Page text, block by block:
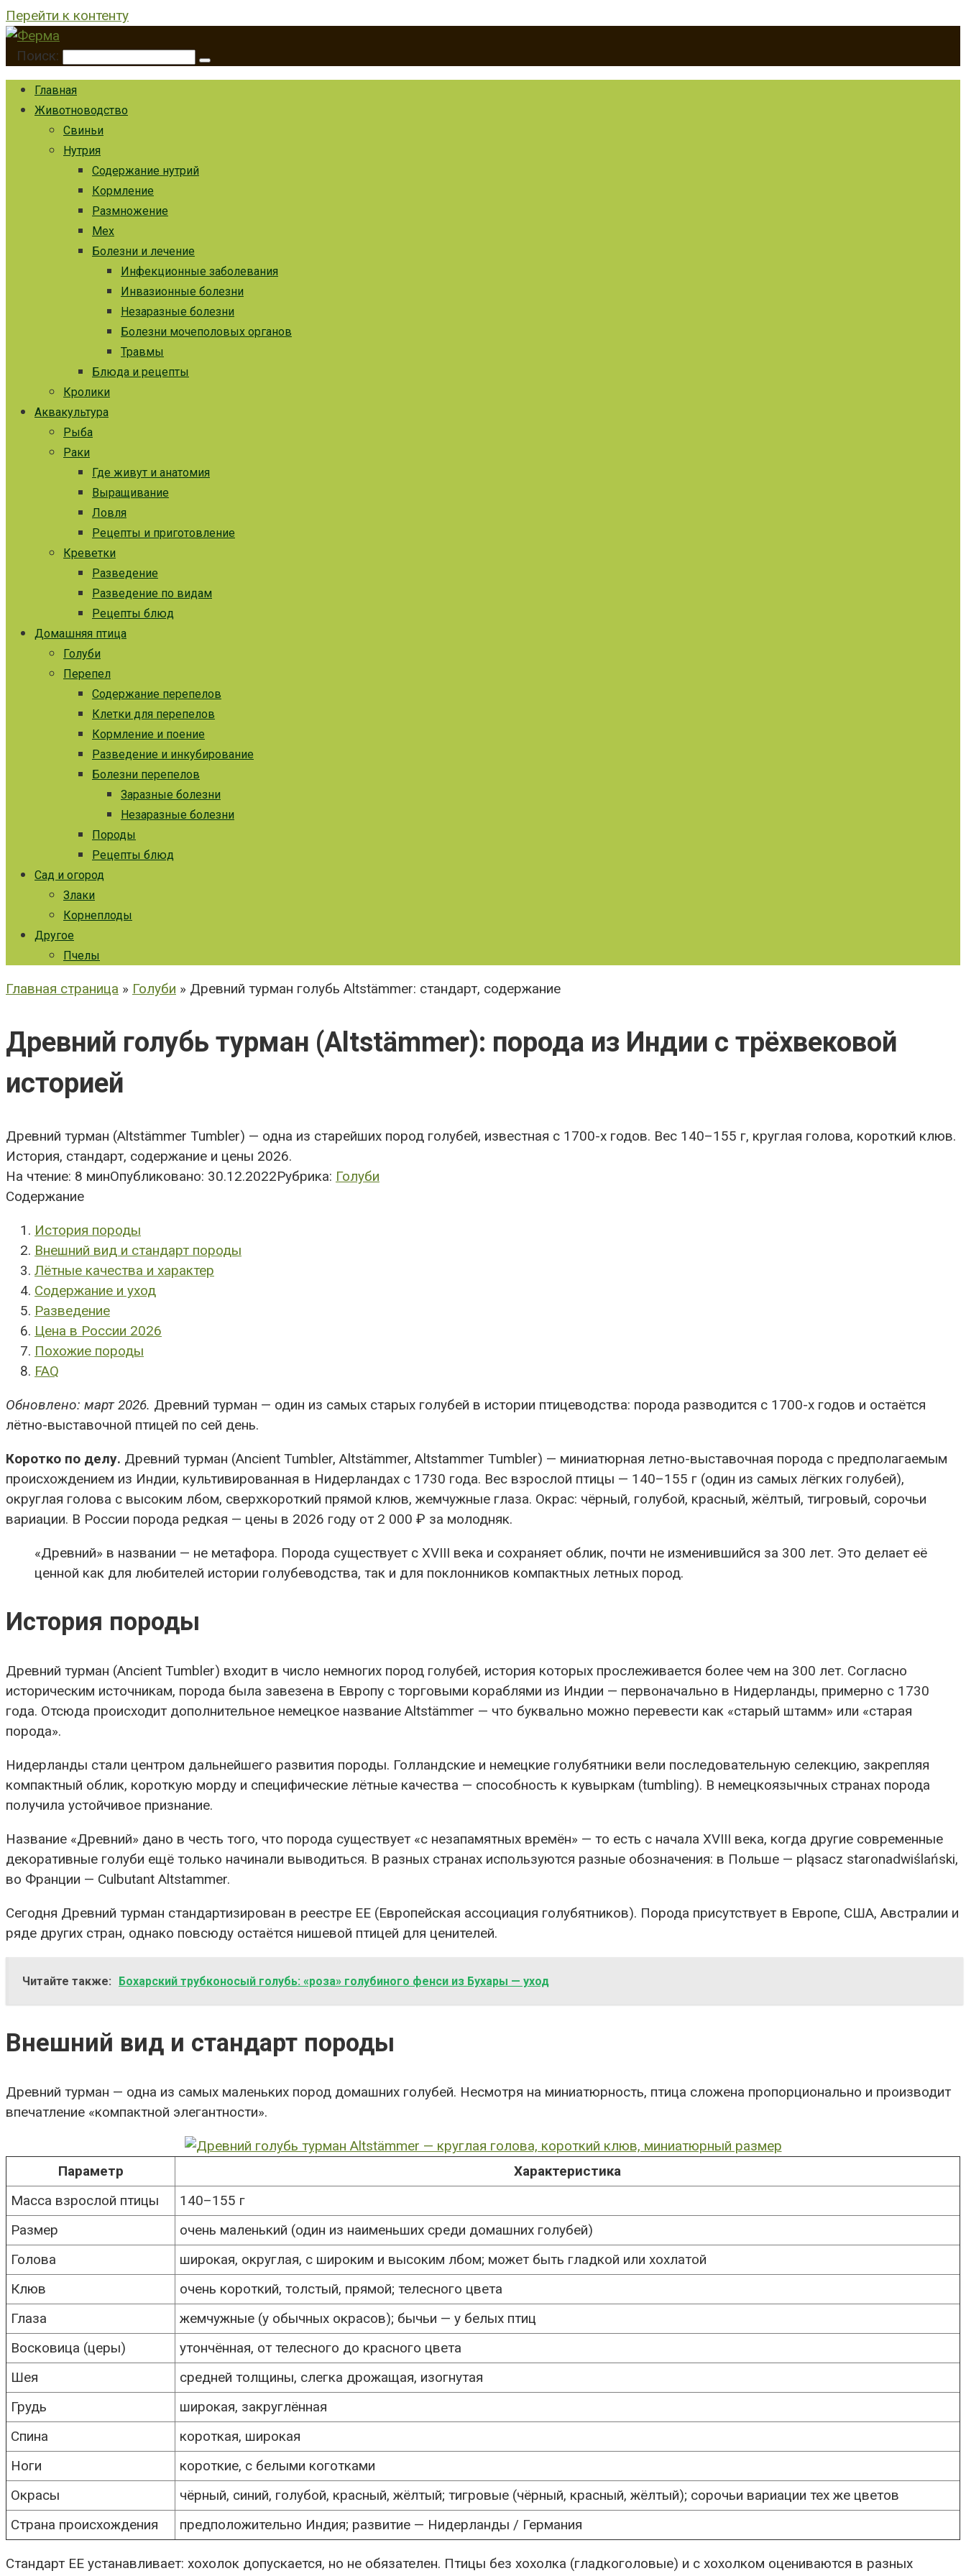
Перейти к контенту
Поиск:
Главная
Животноводство
Свиньи
Нутрия
Содержание нутрий
Кормление
Размножение
Мех
Болезни и лечение
Инфекционные заболевания
Инвазионные болезни
Незаразные болезни
Болезни мочеполовых органов
Травмы
Блюда и рецепты
Кролики
Аквакультура
Рыба
Раки
Где живут и анатомия
Выращивание
Ловля
Рецепты и приготовление
Креветки
Разведение
Разведение по видам
Рецепты блюд
Домашняя птица
Голуби
Перепел
Содержание перепелов
Клетки для перепелов
Кормление и поение
Разведение и инкубирование
Болезни перепелов
Заразные болезни
Незаразные болезни
Породы
Рецепты блюд
Сад и огород
Злаки
Корнеплоды
Другое
Пчелы
Главная страница » Голуби » Древний турман голубь Altstämmer: стандарт, содержание
Древний голубь турман (Altstämmer): порода из Индии с трёхвековой
историей
Древний турман (Altstämmer Tumbler) — одна из старейших пород голубей, известная с 1700-х годов. Вес 140–155 г, круглая голова, короткий клюв.
История, стандарт, содержание и цены 2026.
На чтение: 8 минОпубликовано: 30.12.2022Рубрика: Голуби
Содержание
История породы
Внешний вид и стандарт породы
Лётные качества и характер
Содержание и уход
Разведение
Цена в России 2026
Похожие породы
FAQ
Обновлено: март 2026. Древний турман — один из самых старых голубей в истории птицеводства: порода разводится с 1700-х годов и остаётся
лётно-выставочной птицей по сей день.
Коротко по делу. Древний турман (Ancient Tumbler, Altstämmer, Altstammer Tumbler) — миниатюрная летно-выставочная порода с предполагаемым
происхождением из Индии, культивированная в Нидерландах с 1730 года. Вес взрослой птицы — 140–155 г (один из самых лёгких голубей),
округлая голова с высоким лбом, сверхкороткий прямой клюв, жемчужные глаза. Окрас: чёрный, голубой, красный, жёлтый, тигровый, сорочьи
вариации. В России порода редкая — цены в 2026 году от 2 000 ₽ за молодняк.
«Древний» в названии — не метафора. Порода существует с XVIII века и сохраняет облик, почти не изменившийся за 300 лет. Это делает её
ценной как для любителей истории голубеводства, так и для поклонников компактных летных пород.
История породы
Древний турман (Ancient Tumbler) входит в число немногих пород голубей, история которых прослеживается более чем на 300 лет. Согласно
историческим источникам, порода была завезена в Европу с торговыми кораблями из Индии — первоначально в Нидерланды, примерно с 1730
года. Отсюда происходит дополнительное немецкое название Altstämmer — что буквально можно перевести как «старый штамм» или «старая
порода».
Нидерланды стали центром дальнейшего развития породы. Голландские и немецкие голубятники вели последовательную селекцию, закрепляя
компактный облик, короткую морду и специфические лётные качества — способность к кувыркам (tumbling). В немецкоязычных странах порода
получила устойчивое признание.
Название «Древний» дано в честь того, что порода существует «с незапамятных времён» — то есть с начала XVIII века, когда другие современные
декоративные голуби ещё только начинали выводиться. В разных странах используются разные обозначения: в Польше — pląsacz staronadwiślański,
во Франции — Culbutant Altstammer.
Сегодня Древний турман стандартизирован в реестре EE (Европейская ассоциация голубятников). Порода присутствует в Европе, США, Австралии и
ряде других стран, однако повсюду остаётся нишевой птицей для ценителей.
Читайте также: Бохарский трубконосый голубь: «роза» голубиного фенси из Бухары — уход
Внешний вид и стандарт породы
Древний турман — одна из самых маленьких пород домашних голубей. Несмотря на миниатюрность, птица сложена пропорционально и производит
впечатление «компактной элегантности».
Параметр
Характеристика
Масса взрослой птицы
140–155 г
Размер
очень маленький (один из наименьших среди домашних голубей)
Голова
широкая, округлая, с широким и высоким лбом; может быть гладкой или хохлатой
Клюв
очень короткий, толстый, прямой; телесного цвета
Глаза
жемчужные (у обычных окрасов); бычьи — у белых птиц
Восковица (церы)
утончённая, от телесного до красного цвета
Шея
средней толщины, слегка дрожащая, изогнутая
Грудь
широкая, закруглённая
Спина
короткая, широкая
Ноги
короткие, с белыми коготками
Окрасы
чёрный, синий, голубой, красный, жёлтый; тигровые (чёрный, красный, жёлтый); сорочьи вариации тех же цветов
Страна происхождения
предположительно Индия; развитие — Нидерланды / Германия
Стандарт EE устанавливает: хохолок допускается, но не обязателен. Птицы без хохолка (гладкоголовые) и с хохолком оцениваются в разных